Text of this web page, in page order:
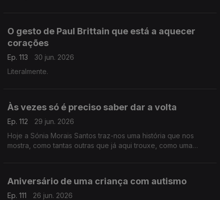
O gesto de Paul Brittain que está a aquecer
corações
Ep. 113
30 jun. 2026
Literalmente.
Às vezes só é preciso saber dar a volta
Ep. 112
29 jun. 2026
Hoje a Sónia Morais Santos traz-nos uma história que nos
mostra, como tantas outras que já aqui trouxe, como uma
Aniversário de uma criança com autismo
Ep. 111
26 jun. 2026